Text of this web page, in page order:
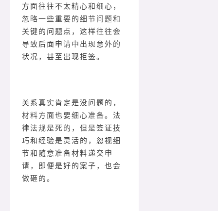
方面往往不太精心和细心，
忽略一些重要的细节问题和
关键的问题点，这样往往会
导致后面申请中出现意外的
状况，甚至出现拒签。
关系真实肯定是没问题的，
材料方面也要细心准备。法
律法规是死的，但是签证技
巧和经验是灵活的，忽视细
节和随意准备材料递交申
请，即便是好的案子，也会
做砸的。